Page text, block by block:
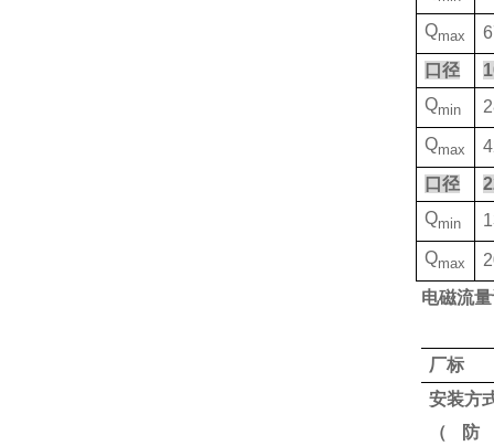
Qmax
口径
Qmin
Qmax
口径
Qmin
Qmax
电磁流
厂标
安装方
（